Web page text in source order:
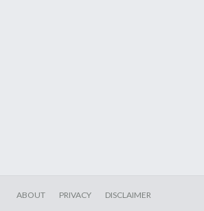
ABOUT PRIVACY DISCLAIMER